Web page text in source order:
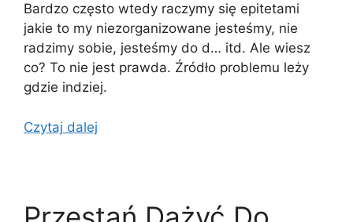
Bardzo często wtedy raczymy się epitetami
jakie to my niezorganizowane jesteśmy, nie
radzimy sobie, jesteśmy do d… itd. Ale wiesz
co? To nie jest prawda. Źródło problemu leży
gdzie indziej.
Czytaj dalej